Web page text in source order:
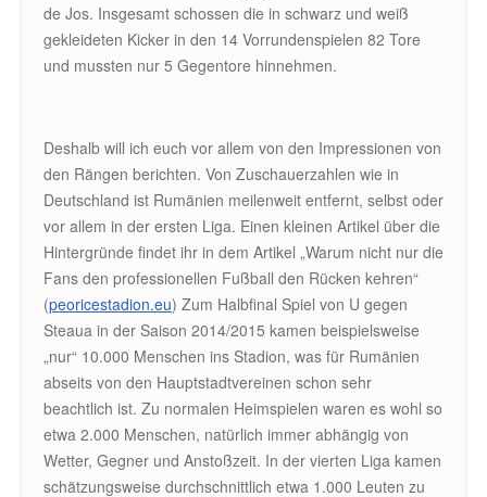
de Jos. Insgesamt schossen die in schwarz und weiß
gekleideten Kicker in den 14 Vorrundenspielen 82 Tore
und mussten nur 5 Gegentore hinnehmen.
Deshalb will ich euch vor allem von den Impressionen von
den Rängen berichten. Von Zuschauerzahlen wie in
Deutschland ist Rumänien meilenweit entfernt, selbst oder
vor allem in der ersten Liga. Einen kleinen Artikel über die
Hintergründe findet ihr in dem Artikel „Warum nicht nur die
Fans den professionellen Fußball den Rücken kehren“
(peoricestadion.eu) Zum Halbfinal Spiel von U gegen
Steaua in der Saison 2014/2015 kamen beispielsweise
„nur“ 10.000 Menschen ins Stadion, was für Rumänien
abseits von den Hauptstadtvereinen schon sehr
beachtlich ist. Zu normalen Heimspielen waren es wohl so
etwa 2.000 Menschen, natürlich immer abhängig von
Wetter, Gegner und Anstoßzeit. In der vierten Liga kamen
schätzungsweise durchschnittlich etwa 1.000 Leuten zu